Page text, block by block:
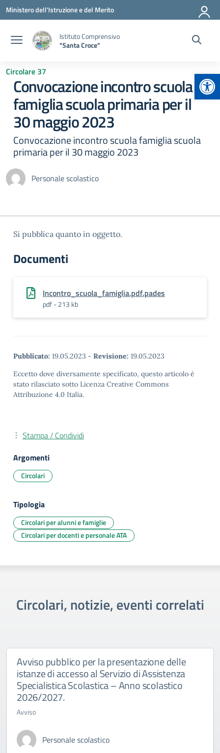
Vai ai contenuti
Vai al menu di navigazione
Vai al footer
Ministero dell'Istruzione e del Merito
Istituto Comprensivo
"Santa Croce"
Circolare 37
Convocazione incontro scuola
famiglia scuola primaria per il
30 maggio 2023
Convocazione incontro scuola famiglia scuola
primaria per il 30 maggio 2023
Personale scolastico
Si pubblica quanto in oggetto.
Documenti
Incontro_scuola_famiglia.pdf.pades
pdf - 213 kb
Pubblicato: 19.05.2023 - Revisione: 19.05.2023
Eccetto dove diversamente specificato, questo articolo è
stato rilasciato sotto Licenza Creative Commons
Attribuzione 4.0 Italia.
Stampa / Condividi
Argomenti
Circolari
Tipologia
Circolari per alunni e famiglie
Circolari per docenti e personale ATA
Circolari, notizie, eventi correlati
Avviso pubblico per la presentazione delle
istanze di accesso al Servizio di Assistenza
Specialistica Scolastica – Anno scolastico
2026/2027.
Avviso
Personale scolastico